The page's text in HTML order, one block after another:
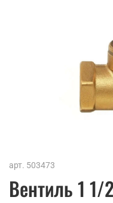
арт. 503473
Вентиль 1 1/